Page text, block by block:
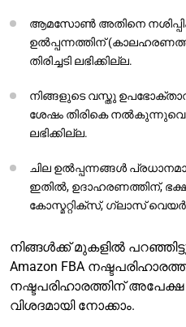
ആമസോൺ അതിനെ
ഉൽപ്പന്നത്തിന്
തിരിച്ചടി ലഭിക്കില്ല.
നിങ്ങളുടെ വസ്തു
ശേഷം തിരികെ
ലഭിക്കില്ല.
ചില ഉൽപ്പന്നങ്ങൾ
ഇതിൽ, ഉദാഹരണത്തിന്,
കോസ്മറ്റിക്‌സ്, ഗ്ലാസ്
നിങ്ങൾക്ക് മുകളിൽ
Amazon FBA
നഷ്ടപരിഹാരത്തിന്
വിശദമായി നോക്കാം.